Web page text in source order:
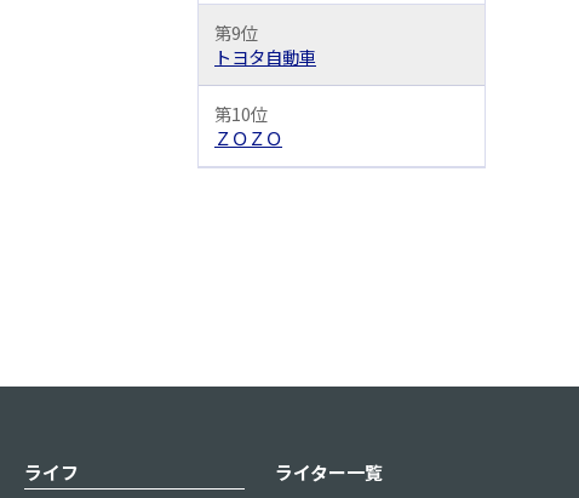
第9位
トヨタ自動車
第10位
ＺＯＺＯ
ライフ
ライター一覧